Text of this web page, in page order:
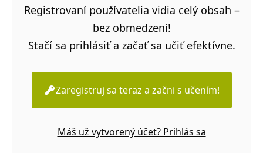
Registrovaní používatelia vidia celý obsah –
bez obmedzení!
Stačí sa prihlásiť a začať sa učiť efektívne.
Zaregistruj sa teraz a začni s učením!
Máš už vytvorený účet? Prihlás sa